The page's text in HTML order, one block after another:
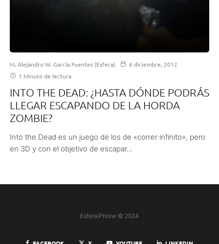
M. Alejandro W. García Fuentes (Esfera)
6 diciembre, 2012
1 Minuto de lectura
INTO THE DEAD: ¿HASTA DÓNDE PODRÁS
LLEGAR ESCAPANDO DE LA HORDA
ZOMBIE?
Into the Dead es un juego de los de «correr infinito», pero
en 3D y con el objetivo de escapar...
EsferaiPhone © 2024